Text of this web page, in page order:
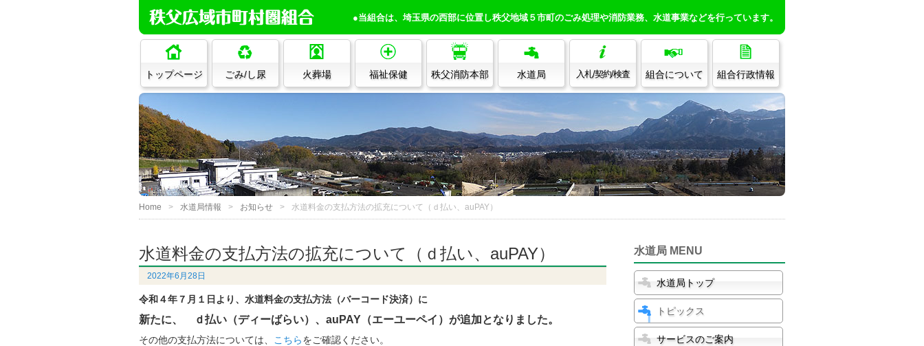
●当組合は、埼玉県の西部に位置し秩父地域５市町のごみ処理や消防業務、水道事業などを行っています。
トップページ ごみ/し尿 火葬場 福祉保健 秩父消防本部 水道局 入札/契約/検査 組合について 組合行政情報
Home 水道局情報 お知らせ 水道料金の支払方法の拡充について（ｄ払い、auPAY）
水道料金の支払方法の拡充について（ｄ払い、auPAY）
2022年6月28日
令和４年７月１日より、水道料金の支払方法（バーコード決済）に
新たに、 ｄ払い（ディーばらい） 、 auPAY（エーユーペイ） が追加となりました。
その他の支払方法については、 こちらをご確認ください。
水道局 MENU
水道局トップ
トピックス
サービスのご案内